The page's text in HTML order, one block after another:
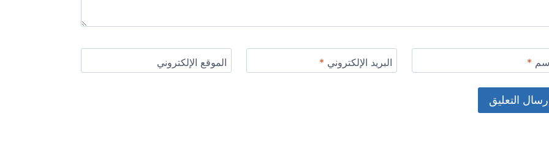
* البريد الإلكتروني * الموقع الإلكتروني